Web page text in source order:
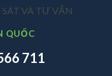
VÀ TƯ VẤN
QUỐC
711